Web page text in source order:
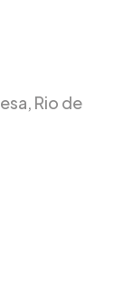
Rio de